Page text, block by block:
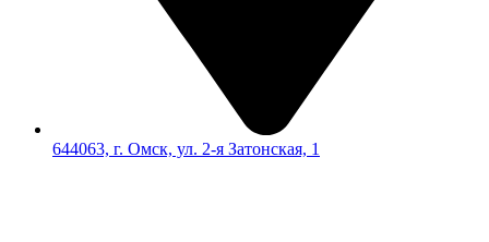
644063, г. Омск, ул. 2-я Затонская, 1